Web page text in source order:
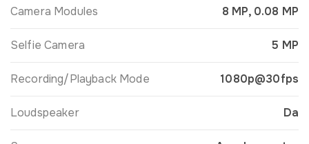
Camera Modules 8 MP, 0.08 MP
Selfie Camera 5 MP
Recording/Playback Mode 1080p@30fps
Loudspeaker Da